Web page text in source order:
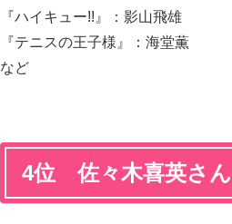
『ハイキュー!!』：影山飛雄
『テニスの王子様』：海堂薫
など
4位 佐々木喜英さん